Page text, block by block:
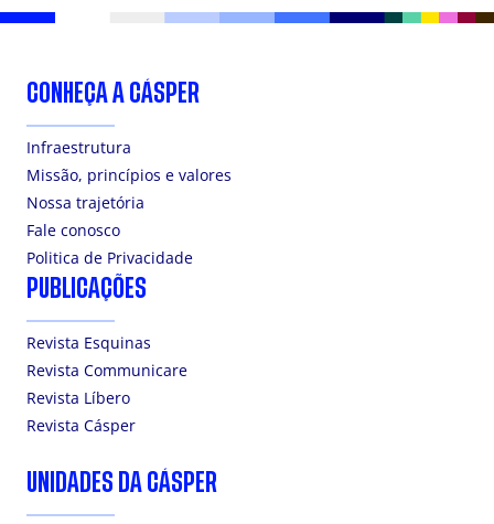
CONHEÇA A CÁSPER
Infraestrutura
Missão, princípios e valores
Nossa trajetória
Fale conosco
Politica de Privacidade
PUBLICAÇÕES
Revista Esquinas
Revista Communicare
Revista Líbero
Revista Cásper
UNIDADES DA CÁSPER